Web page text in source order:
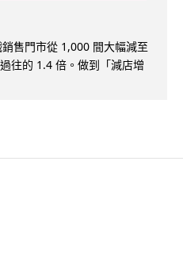
售門市從 1,000 間大幅減至
往的 1.4 倍。做到「減店增